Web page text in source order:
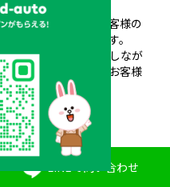
LINEで問い合わせ
車検、保険まで、お客様の
が私たちの強みです。
全性や耐久性を重視しなが
る価格設定で、常にお客様
しています。